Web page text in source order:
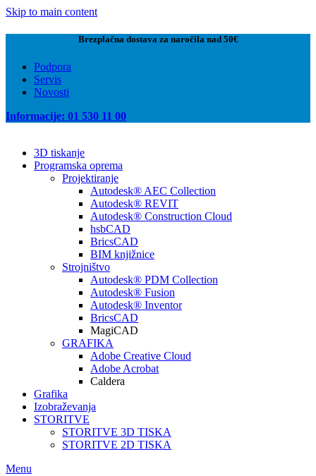
Skip to main content
Brezplačna dostava za naročila nad 50€
Podpora
Servis
Novosti
Informacije: 01 530 11 00
3D tiskanje
Programska oprema
Projektiranje
Autodesk® AEC Collection
Autodesk® REVIT
Autodesk® Construction Cloud
hsbCAD
BricsCAD
BIM knjižnice
Strojništvo
Autodesk® PDM Collection
Autodesk® Fusion
Autodesk® Inventor
BricsCAD
MagiCAD
GRAFIKA
Adobe Creative Cloud
Adobe Acrobat
Caldera
Grafika
Izobraževanja
STORITVE
STORITVE 3D TISKA
STORITVE 2D TISKA
Menu